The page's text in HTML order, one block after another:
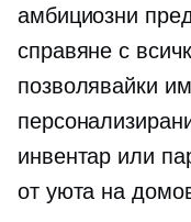
амбициозни
справяне с
позволявайки
инвентар или
от уюта на